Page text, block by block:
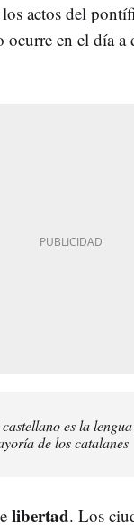
los actos del
en el día a
es la
de los catalanes
libertad. Los